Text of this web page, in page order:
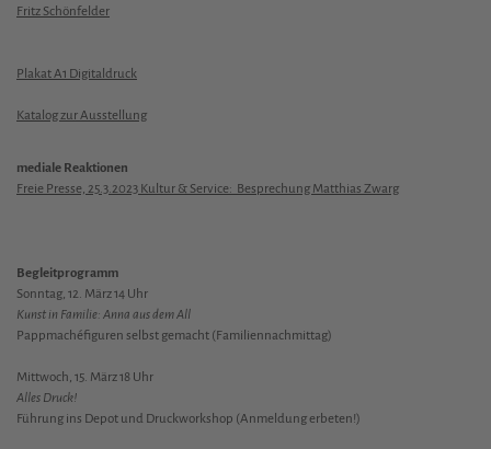
Fritz Schönfelder
Plakat A1 Digitaldruck
Katalog zur Ausstellung
mediale Reaktionen
Freie Presse, 25.3.2023 Kultur & Service: Besprechung Matthias Zwarg
Begleitprogramm
Sonntag, 12. März 14 Uhr
Kunst in Familie: Anna aus dem All
Pappmachéfiguren selbst gemacht (Familiennachmittag)
Mittwoch, 15. März 18 Uhr
Alles Druck!
Führung ins Depot und Druckworkshop (Anmeldung erbeten!)